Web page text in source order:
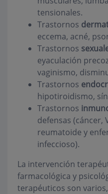
tensionales.
Trastornos
eccema, acné,
Trastornos
eyaculación
vaginismo,
Trastornos
hipotiroidismo,
Trastornos
defensas (cáncer,
reumatoide y
infeccioso).
La intervención
farmacológica y
terapéuticos son